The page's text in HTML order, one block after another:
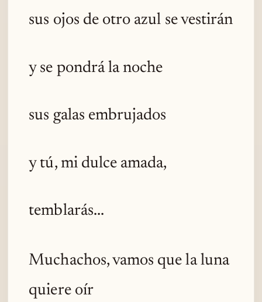
sus ojos de otro azul se vestirán
y se pondrá la noche
sus galas embrujados
y tú, mi dulce amada,
temblarás...
Muchachos, vamos que la luna
quiere oír